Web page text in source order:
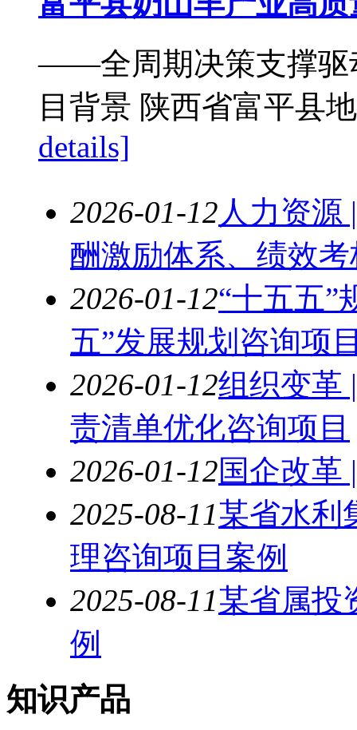
——全周期决策支撑驱
目背景 陕西省富平县
details]
2026-01-12人力资源
酬激励体系、绩效
2026-01-12“十五五”
五”发展规划咨询项
2026-01-12组织变革
责清单优化咨询项目
2026-01-12国企改革
2025-08-11某省水利
理咨询项目案例
2025-08-11某省属投
例
知识产品